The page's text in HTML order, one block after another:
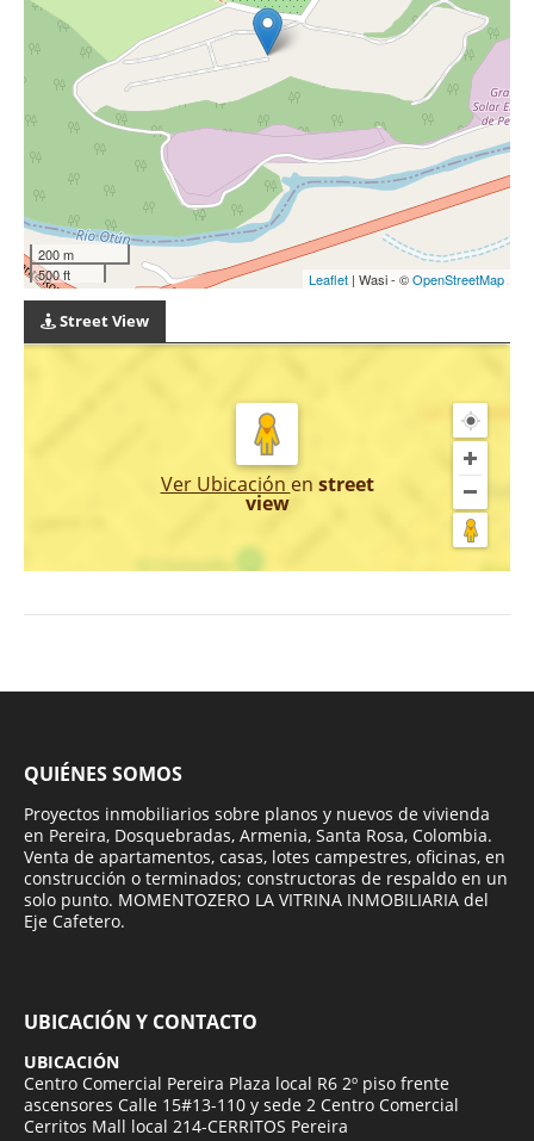
200 m
500 ft
Leaflet | Wasi - ©OpenStreetMap
Street View
Ver Ubicación en street
view
QUIÉNES SOMOS
Proyectos inmobiliarios sobre planos y nuevos de vivienda
en Pereira, Dosquebradas, Armenia, Santa Rosa, Colombia.
Venta de apartamentos, casas, lotes campestres, oficinas, en
construcción o terminados; constructoras de respaldo en un
solo punto. MOMENTOZERO LA VITRINA INMOBILIARIA del
Eje Cafetero.
UBICACIÓN Y CONTACTO
UBICACIÓN
Centro Comercial Pereira Plaza local R6 2º piso frente
ascensores Calle 15#13-110 y sede 2 Centro Comercial
Cerritos Mall local 214-CERRITOS Pereira